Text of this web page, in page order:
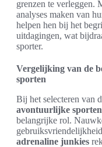
grenzen te verleggen.
analyses maken van
helpen hen bij het
uitdagingen, wat
sporter.
Vergelijking van de
sporten
Bij het selecteren van
avontuurlijke sporten
belangrijke rol.
adrenaline junkies